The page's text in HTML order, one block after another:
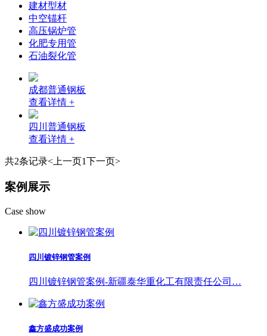
建材型材
中空锚杆
高压锅炉管
化肥专用管
石油裂化管
成都普通钢板
查看详情 +
四川普通钢板
查看详情 +
共2条记录<上一页1下一页>
案例展示
Case show
四川镀锌钢管案例
四川镀锌钢管案例-新疆泰华重化工有限责任公司…
鑫方盛成功案例